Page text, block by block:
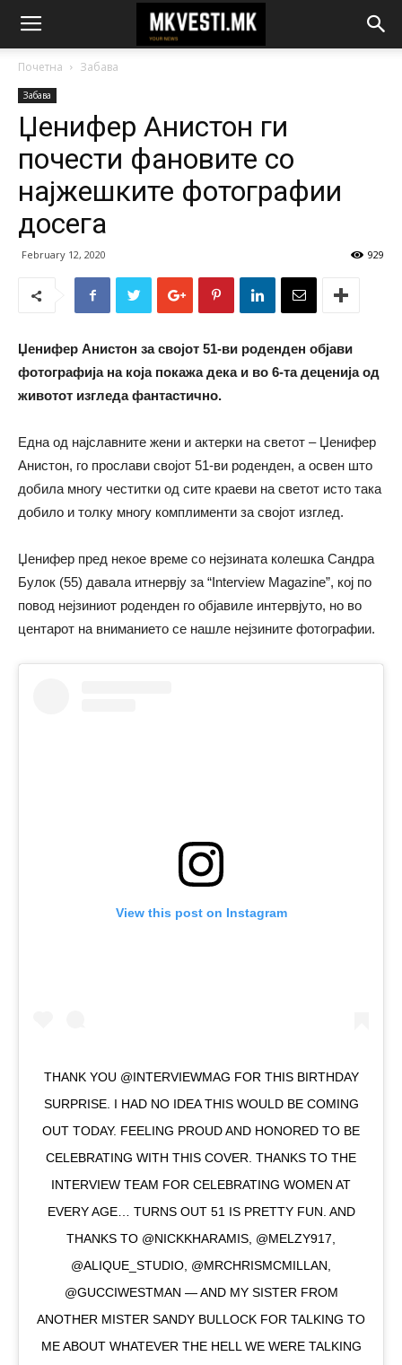
Почетна Забава
Забава
Џенифер Анистон ги
почести фановите со
најжешките фотографии
досега
February 12, 2020 929
Џенифер Анистон за својот 51-ви роденден објави
фотографија на која покажа дека и во 6-та деценија од
животот изгледа фантастично.
Една од најславните жени и актерки на светот – Џенифер
Анистон, го прослави својот 51-ви роденден, а освен што
добила многу честитки од сите краеви на светот исто така
добило и толку многу комплименти за својот изглед.
Џенифер пред некое време со нејзината колешка Сандра
Булок (55) давала итнервју за “Interview Magazine”, кој по
повод нејзиниот роденден го објавиле интервјуто, но во
центарот на вниманието се нашле нејзините фотографии.
View this post on Instagram
THANK YOU @INTERVIEWMAG FOR THIS BIRTHDAY
SURPRISE. I HAD NO IDEA THIS WOULD BE COMING
OUT TODAY. FEELING PROUD AND HONORED TO BE
CELEBRATING WITH THIS COVER. THANKS TO THE
INTERVIEW TEAM FOR CELEBRATING WOMEN AT
EVERY AGE… TURNS OUT 51 IS PRETTY FUN. AND
THANKS TO @NICKKHARAMIS, @MELZY917,
@ALIQUE_STUDIO, @MRCHRISMCMILLAN,
@GUCCIWESTMAN — AND MY SISTER FROM
ANOTHER MISTER SANDY BULLOCK FOR TALKING TO
ME ABOUT WHATEVER THE HELL WE WERE TALKING